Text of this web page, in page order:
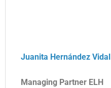
Juanita Hernández Vidal
Managing Partner ELH